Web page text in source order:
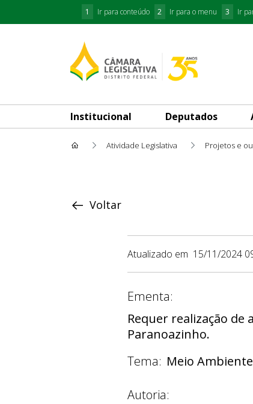
1 Ir para conteúdo 2 Ir para o menu 3 Ir
Institucional Deputados
Atividade Legislativa Projetos e
Voltar
Atualizado em 15/11/2024
Ementa:
Requer realização
Paranoazinho.
Tema: Meio Ambiente
Autoria: